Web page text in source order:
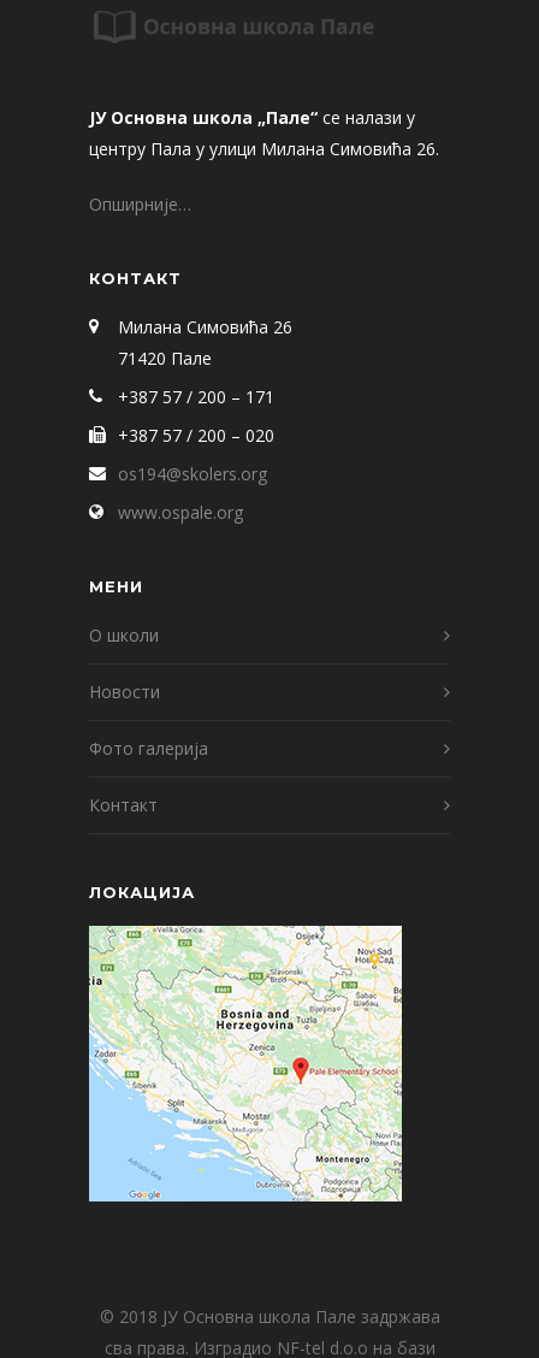
ЈУ Основна школа „Пале“ се налази у
центру Пала у улици Милана Симовића 26.
Опширније…
КОНТАКТ
Милана Симовића 26
71420 Пале
+387 57 / 200 – 171
+387 57 / 200 – 020
os194@skolers.org
www.ospale.org
МЕНИ
О школи
Новости
Фото галерија
Контакт
ЛОКАЦИЈА
© 2018 ЈУ Основна школа Пале задржава
сва права. Изградио NF-tel d.o.o на бази